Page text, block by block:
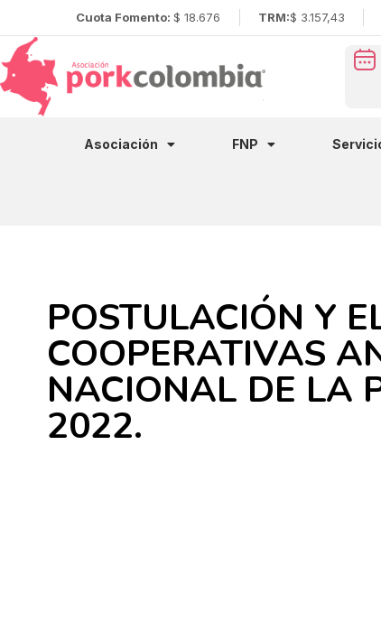
Cuota Fomento: $ 18.676 TRM:$ 3.157,43
Asociación FNP
POSTULACIÓN Y
COOPERATIVAS
NACIONAL DE LA
2022.